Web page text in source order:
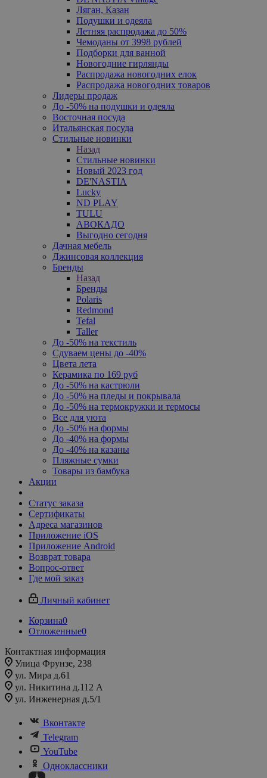
Ляган, Казан
Подушки и одеяла
Летняя распродажа до 50%
Чемоданы от 3998 рублей
Подборки для ванной
Новогодние гирлянды
Распродажа новогодних елок
Распродажа новогодних товаров
Лидеры продаж
До -50% на подушки и одеяла
Восточная посуда
Итальянская посуда
Стильные новинки
Назад
Стильные новинки
Новый 2023 год
DE'NASTIA
Lucky
ND PLAY
TULU
АВОКАДО
Выгодно сегодня
Дачная мебель
Джинсовая коллекция
Бренды
Назад
Бренды
Polaris
Redmond
Tefal
Taller
До -50% на текстиль
Сдуваем цены до -40%
Цвета лета
Керамика по 169 руб
До -50% на кастрюли
До -50% на пледы и покрывала
До -50% на термокружки и термосы
Все для уюта
До -50% на формы
До -40% на формы
До -40% на казаны
Пляжные сумки
Товары из бамбука
Акции
Статус заказа
Сертификаты
Адреса магазинов
Приложение iOS
Приложение Android
Возврат товара
Вопрос-ответ
Где мой заказ
Личный кабинет
Корзина0
Отложенные0
Контактная информация
Улица Фрунзе, 238​
ул. Мира д.61
ул. Никитина д.112 А
ул. Инженерная д.5/1
Вконтакте
Telegram
YouTube
Одноклассники